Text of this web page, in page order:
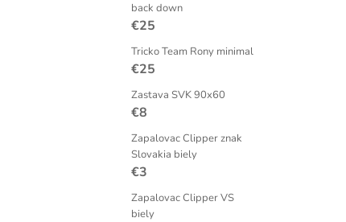
back down
€25
Tricko Team Rony minimal
€25
Zastava SVK 90x60
€8
Zapalovac Clipper znak
Slovakia biely
€3
Zapalovac Clipper VS
biely